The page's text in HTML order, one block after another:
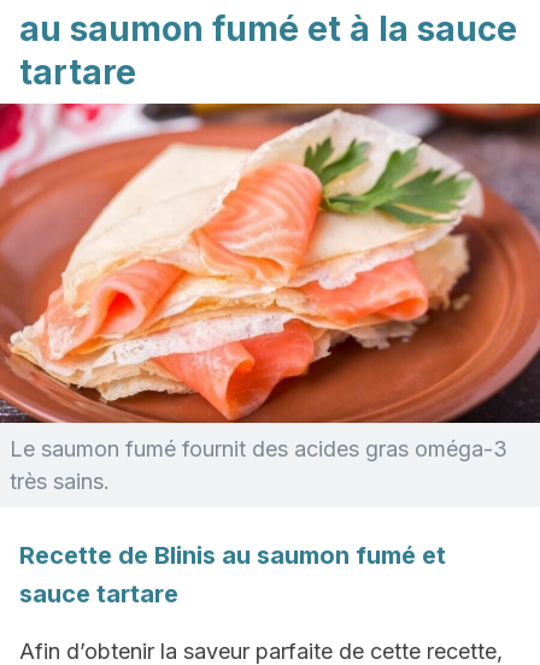
au saumon fumé et à la sauce
tartare
Le saumon fumé fournit des acides gras oméga-3
très sains.
Recette de Blinis au saumon fumé et
sauce tartare
Afin d’obtenir la saveur parfaite de cette recette,